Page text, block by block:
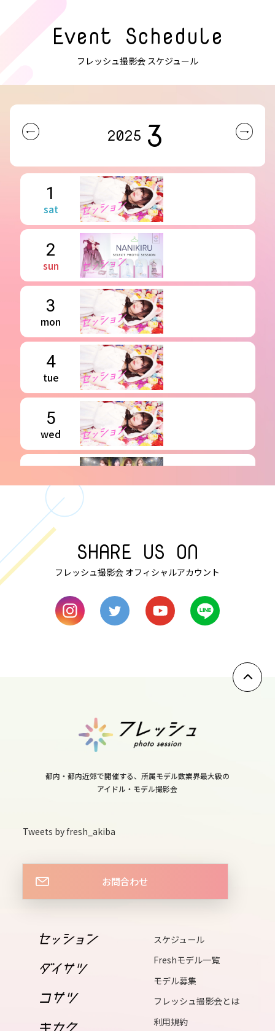
Event Schedule
フレッシュ撮影会 スケジュール
2025 3
1
sat
2
sun
3
mon
4
tue
5
wed
thu
7
fri
sat
14
15
sat
17
mon
18
tue
19
SHARE US ON
フレッシュ撮影会 オフィシャルアカウント
都内・都内近郊で開催する、所属モデル数業界最大級の
アイドル・モデル撮影会
Tweets by fresh_akiba
お問合わせ
スケジュール
Freshモデル一覧
モデル募集
フレッシュ撮影会とは
利用規約